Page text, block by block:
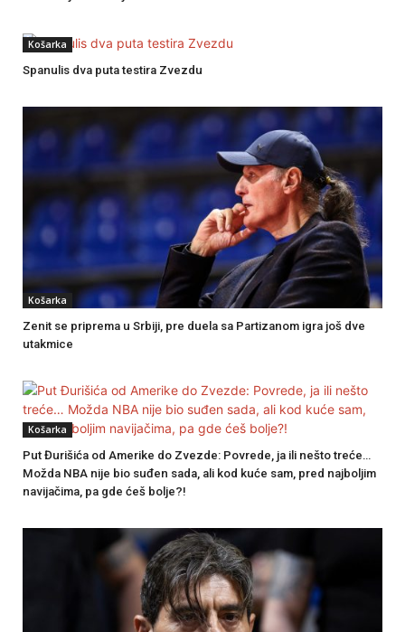
Košarka
Spanulis dva puta testira Zvezdu
Košarka
Zenit se priprema u Srbiji, pre duela sa Partizanom igra još dve
utakmice
Košarka
Put Đurišića od Amerike do Zvezde: Povrede, ja ili nešto treće…
Možda NBA nije bio suđen sada, ali kod kuće sam, pred najboljim
navijačima, pa gde ćeš bolje?!